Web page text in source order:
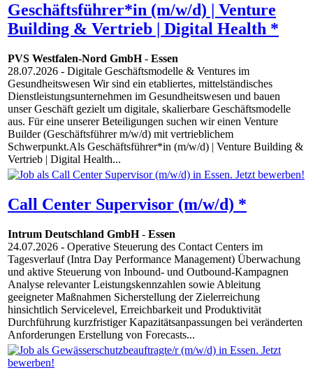
Geschäftsführer*in (m/w/d) | Venture
Building & Vertrieb | Digital Health *
PVS Westfalen-Nord GmbH- Essen
28.07.2026 - Digitale Geschäftsmodelle & Ventures im
Gesundheitswesen Wir sind ein etabliertes, mittelständisches
Dienstleistungsunternehmen im Gesundheitswesen und bauen
unser Geschäft gezielt um digitale, skalierbare Geschäftsmodelle
aus. Für eine unserer Beteiligungen suchen wir einen Venture
Builder (Geschäftsführer m/w/d) mit vertrieblichem
Schwerpunkt.Als Geschäftsführer*in (m/w/d) | Venture Building &
Vertrieb | Digital Health...
Call Center Supervisor (m/w/d) *
Intrum Deutschland GmbH- Essen
24.07.2026 - Operative Steuerung des Contact Centers im
Tagesverlauf (Intra Day Performance Management) Überwachung
und aktive Steuerung von Inbound- und Outbound-Kampagnen
Analyse relevanter Leistungskennzahlen sowie Ableitung
geeigneter Maßnahmen Sicherstellung der Zielerreichung
hinsichtlich Servicelevel, Erreichbarkeit und Produktivität
Durchführung kurzfristiger Kapazitätsanpassungen bei veränderten
Anforderungen Erstellung von Forecasts...